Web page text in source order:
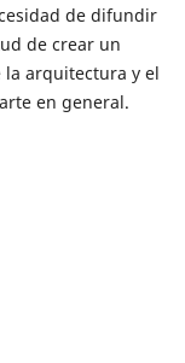
de difundir
de crear un
la arquitectura y el
en general.